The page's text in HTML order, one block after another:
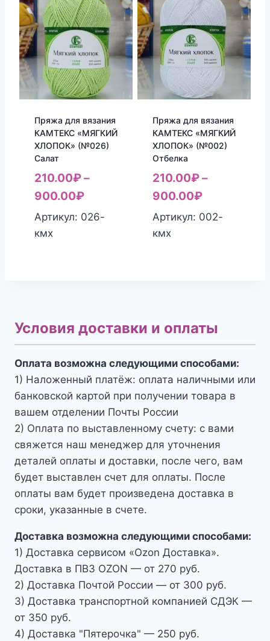
Пряжа для вязания
КАМТЕКС «МЯГКИЙ
ХЛОПОК» (№026)
Салат
210.00₽–
900.00₽
Артикул: 026-
кмх
Пряжа для вязания
КАМТЕКС «МЯГКИЙ
ХЛОПОК» (№002)
Отбелка
210.00₽–
900.00₽
Артикул: 002-
кмх
Условия доставки и оплаты
Оплата возможна следующими способами:
1) Наложенный платёж: оплата наличными или
банковской картой при получении товара в
вашем отделении Почты России
2) Оплата по выставленному счету: с вами
свяжется наш менеджер для уточнения
деталей оплаты и доставки, после чего, вам
будет выставлен счет для оплаты. После
оплаты вам будет произведена доставка в
сроки, указанные в счете.
Доставка возможна следующими способами:
1) Доставка сервисом «Ozon Доставка».
Доставка в ПВЗ OZON — от 270 руб.
2) Доставка Почтой России — от 300 руб.
3) Доставка транспортной компанией СДЭК —
от 350 руб.
4) Доставка "Пятерочка" — 250 руб.